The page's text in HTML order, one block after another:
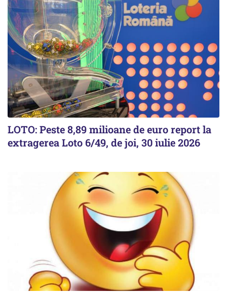
LOTO: Peste 8,89 milioane de euro report la
extragerea Loto 6/49, de joi, 30 iulie 2026